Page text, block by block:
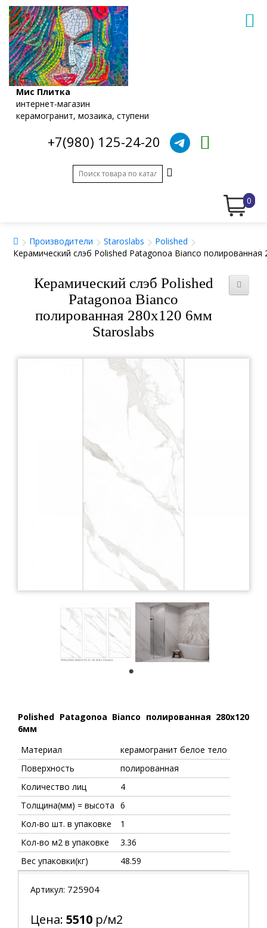
Мис Плитка
интернет-магазин
керамогранит, мозаика, ступени
+7(980) 125-24-20
0
Производители Staroslabs
Polished
Керамический слэб Polished Patagonoa Bianco
Керамический слэб Polished
Patagonoa Bianco
полированная 280x120 6мм
Staroslabs
Polished Patagonoa Bianco полированная 280x120
6мм
Материал
керамогранит белое тело
Поверхность
полированная
Количество лиц
4
Толщина(мм) = высота 6
Кол-во шт. в упаковке
1
Кол-во м2 в упаковке
3.36
Вес упаковки(кг)
48.59
Артикул: 725904
Цена: 5510 р/м2